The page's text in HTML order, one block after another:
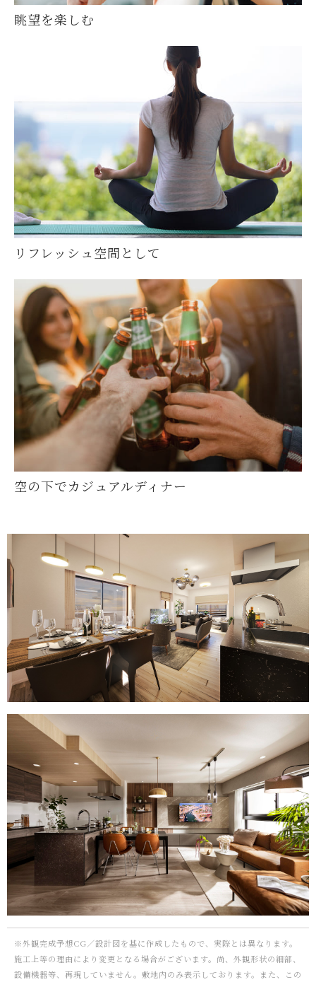
眺望を楽しむ
リフレッシュ空間として
空の下でカジュアルディナー
※外観完成予想CG／設計図を基に作成したもので、実際とは異なります。
施工上等の理由により変更となる場合がございます。尚、外観形状の細部、
設備機器等、再現していません。敷地内のみ表示しております。また、この